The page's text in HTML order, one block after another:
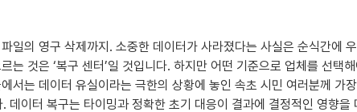
일의 영구 삭제까지. 소중한 데이터가 사라졌다는 사실은 순식간에
것은 ‘복구 센터’일 것입니다. 하지만 어떤 기준으로 업체를 선택
서는 데이터 유실이라는 극한의 상황에 놓인 속초 시민 여러분께 가
이터 복구는 타이밍과 정확한 초기 대응이 결과에 결정적인 영향